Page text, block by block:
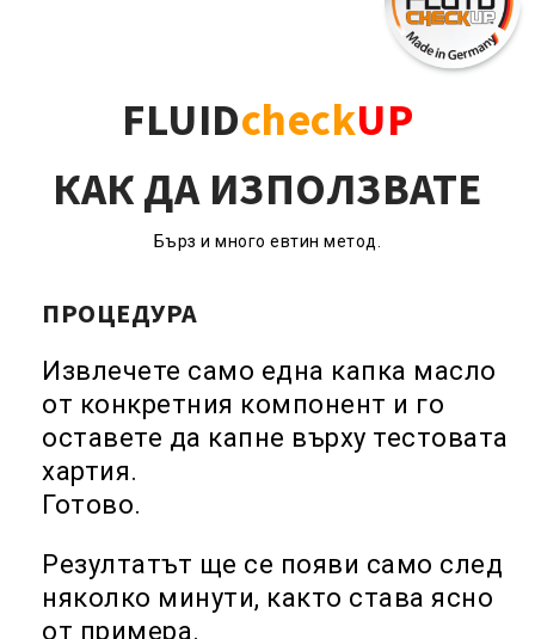
FLUIDcheckUP
КАК ДА ИЗПОЛЗВАТЕ
Бърз и много евтин метод.
ПРОЦЕДУРА
Извлечете само една капка масло
от конкретния компонент и го
оставете да капне върху тестовата
хартия.
Готово.
Резултатът ще се появи само след
няколко минути, както става ясно
от примера.